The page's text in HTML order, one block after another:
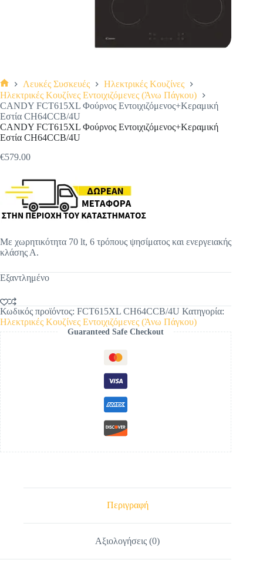
Αρχική
σελίδα
Λευκές Συσκευές
Ηλεκτρικές Κουζίνες
Ηλεκτρικές Κουζίνες Εντοιχιζόμενες (Άνω Πάγκου)
CANDY FCT615XL Φούρνος Εντοιχιζόμενος+Κεραμική
Εστία CH64CCB/4U
CANDY FCT615XL Φούρνος Εντοιχιζόμενος+Κεραμική
Εστία CH64CCB/4U
€579.00
Με χωρητικότητα 70 lt, 6 τρόπους ψησίματος και ενεργειακής
κλάσης Α.
Εξαντλημένο
Κωδικός προϊόντος: FCT615XL CH64CCB/4U Κατηγορία:
Ηλεκτρικές Κουζίνες Εντοιχιζόμενες (Άνω Πάγκου)
Guaranteed Safe Checkout
Περιγραφή
Αξιολογήσεις (0)